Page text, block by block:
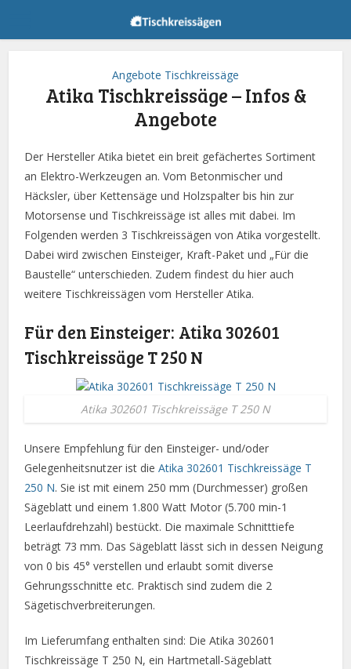
Angebote Tischkreissäge
Atika Tischkreissäge – Infos &
Angebote
Der Hersteller Atika bietet ein breit gefächertes Sortiment
an Elektro-Werkzeugen an. Vom Betonmischer und
Häcksler, über Kettensäge und Holzspalter bis hin zur
Motorsense und Tischkreissäge ist alles mit dabei. Im
Folgenden werden 3 Tischkreissägen von Atika vorgestellt.
Dabei wird zwischen Einsteiger, Kraft-Paket und „Für die
Baustelle“ unterschieden. Zudem findest du hier auch
weitere Tischkreissägen vom Hersteller Atika.
Für den Einsteiger: Atika 302601
Tischkreissäge T 250 N
Atika 302601 Tischkreissäge T 250 N
Unsere Empfehlung für den Einsteiger- und/oder
Gelegenheitsnutzer ist dieAtika 302601 Tischkreissäge T
250 N. Sie ist mit einem 250 mm (Durchmesser) großen
Sägeblatt und einem 1.800 Watt Motor (5.700 min-1
Leerlaufdrehzahl) bestückt. Die maximale Schnitttiefe
beträgt 73 mm. Das Sägeblatt lässt sich in dessen Neigung
von 0 bis 45° verstellen und erlaubt somit diverse
Gehrungsschnitte etc. Praktisch sind zudem die 2
Sägetischverbreiterungen.
Im Lieferumfang enthalten sind: Die Atika 302601
Tischkreissäge T 250 N, ein Hartmetall-Sägeblatt